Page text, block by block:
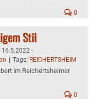
0
Stil
16.5.2022 -
| Tags: REICHERTSHEIM
im Reichertsheimer
0